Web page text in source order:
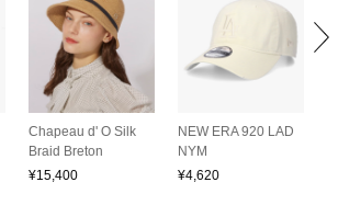
Chapeau d' O Silk
Braid Breton
¥15,400
NEW ERA 920 LAD
NYM
¥4,620